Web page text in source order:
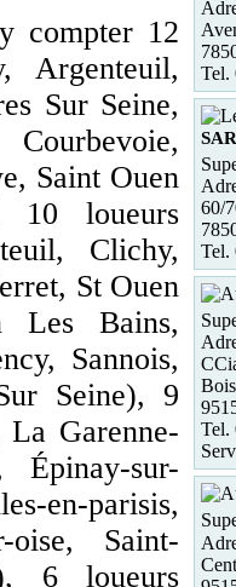
compter 12
Argenteuil,
Sur Seine,
Saint Ouen
10 loueurs
Clichy,
St Ouen
Les Bains,
Sannois,
Seine), 9
Garenne-
Épinay-sur-
parisis,
oise, Saint-
6 loueurs
Tel.
60/
Tel.
Tel.